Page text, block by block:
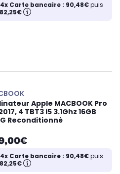
4x Carte bancaire : 90,48€puis
Apple MACBOOK Pro
4 TBT3 i5 3.1Ghz 16GB
Reconditionné
4x Carte bancaire : 90,48€puis